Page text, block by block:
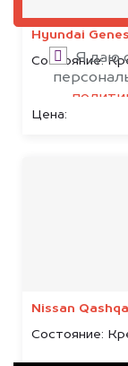
Hyundai
Состояние:
Цена:
Nissan
Состояние:
Я даю